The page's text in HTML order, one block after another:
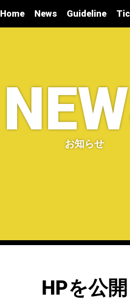
Home News Guideline
お知らせ
HPを公開